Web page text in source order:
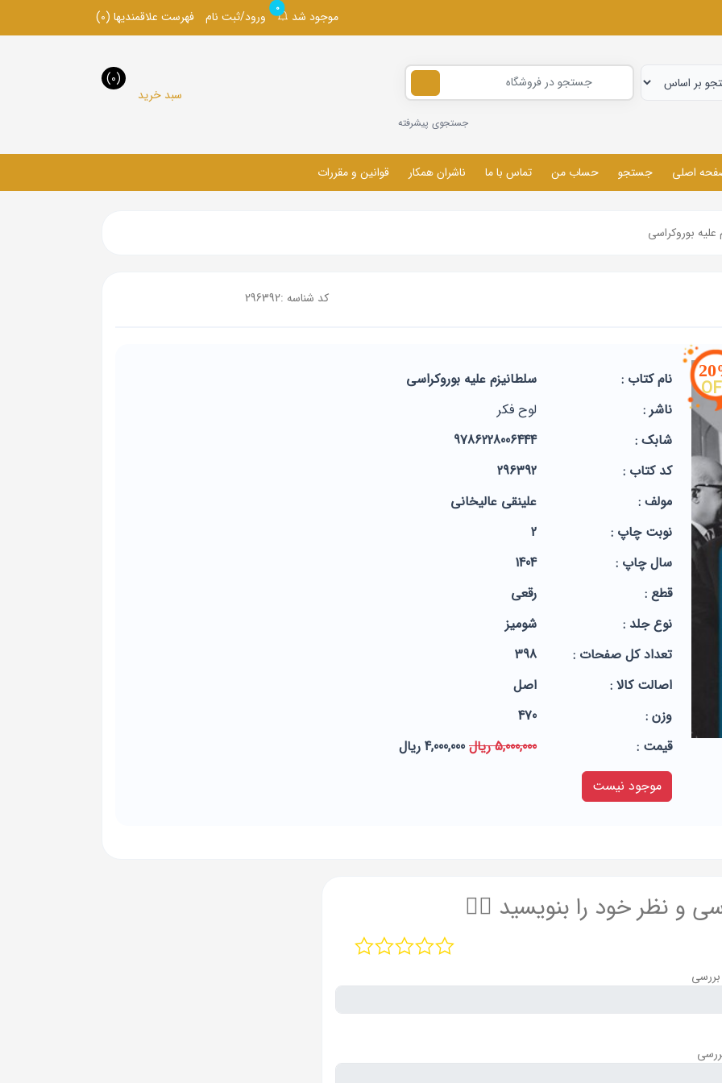
موجود شد
0
ورود/ثبت نام فهرست علاقمندیها (0)
جستجوی پیشرفته
سبد خرید
(0)
اصلی جستجو حساب من تماس با ما ناشران همکار قوانین و مقررات
علیه بوروکراسی
کد شناسه :296392
نام کتاب :
سلطانیزم علیه بوروکراسی
ناشر :
لوح فکر
شابک :
9786228006444
کد کتاب :
296392
مولف :
علینقی عالیخانی
نوبت چاپ :
2
سال چاپ :
1404
قطع :
رقعی
نوع جلد :
شومیز
تعداد کل صفحات :
398
اصالت کالا :
اصل
وزن :
470
قيمت :
5,000,000 ریال
4,000,000 ریال
موجود نیست
و نظر خود را بنویسید ✍🏻